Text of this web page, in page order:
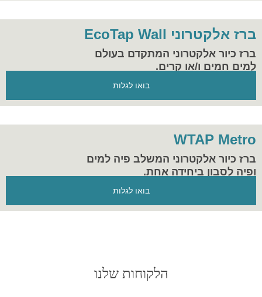
ברז אלקטרוני EcoTap Wall
ברז כיור אלקטרוני המתקדם בעולם
למים חמים ו/או קרים.
הפתרון המושלם להיגיינה וחסכון במים
בואו לגלות
WTAP Metro
ברז כיור אלקטרוני המשלב פיה למים
ופיה לסבון ביחידה אחת.
בואו לגלות
הלקוחות שלנו